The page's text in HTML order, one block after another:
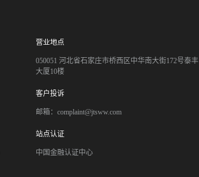
营业地点
050051 河北省石家庄市桥西区中华南大街172号泰丰
大厦10楼
客户投诉
邮箱：complaint@jtsww.com
站点认证
中国金融认证中心